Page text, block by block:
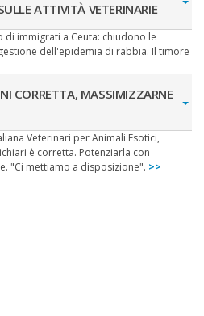
ATTIVITÀ VETERINARIE
di immigrati a Ceuta: chiudono le
dell'epidemia di rabbia. Il timore
CORRETTA, MASSIMIZZARNE
Veterinari per Animali Esotici,
è corretta. Potenziarla con
"Ci mettiamo a disposizione". >>